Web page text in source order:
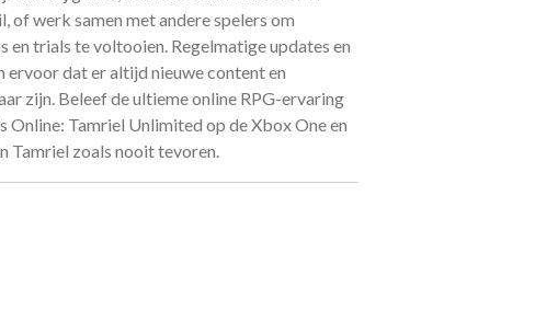
of werk samen met andere spelers om
en trials te voltooien. Regelmatige updates en
ervoor dat er altijd nieuwe content en
zijn. Beleef de ultieme online RPG-ervaring
Online: Tamriel Unlimited op de Xbox One en
Tamriel zoals nooit tevoren.